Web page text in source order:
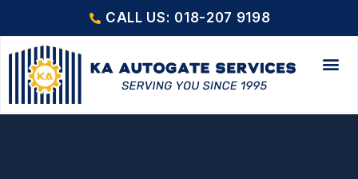
CALL US: 018-207 9198